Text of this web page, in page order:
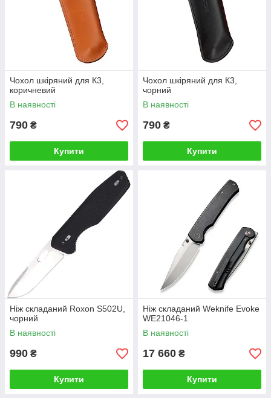
Чохол шкіряний для К3,
коричневий
В наявності
790 ₴
Купити
Чохол шкіряний для К3,
чорний
В наявності
790 ₴
Купити
Ніж складаний Roxon S502U,
чорний
В наявності
990 ₴
Купити
Ніж складаний Weknife Evoke
WE21046-1
В наявності
17 660 ₴
Купити